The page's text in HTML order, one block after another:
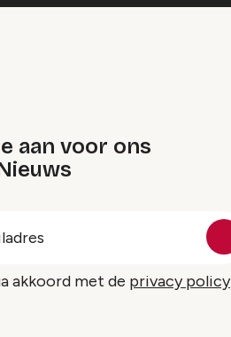
aan voor ons
akkoord met de privacy policy